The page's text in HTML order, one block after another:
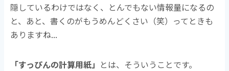
隠しているわけではなく、とんでもない情報量になるの
と、あと、書くのがもうめんどくさい（笑）ってときも
ありますね...
「すっぴんの計算用紙」 とは、そういうことです。